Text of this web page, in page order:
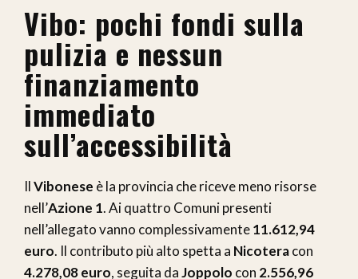
Vibo: pochi fondi sulla
pulizia e nessun
finanziamento
immediato
sull’accessibilità
IlVibonese è la provincia che riceve meno risorse
nell’Azione 1. Ai quattro Comuni presenti
nell’allegato vanno complessivamente11.612,94
euro. Il contributo più alto spetta a Nicoteracon
4.278,08 euro, seguita daJoppolo con 2.556,96